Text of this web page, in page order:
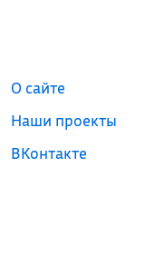
О сайте
Наши проекты
ВКонтакте